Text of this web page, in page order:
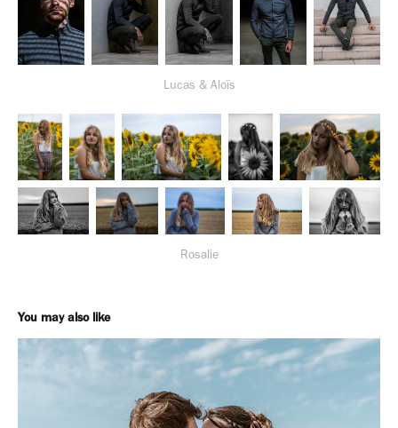
Lucas & Aloïs
Rosalie
You may also like